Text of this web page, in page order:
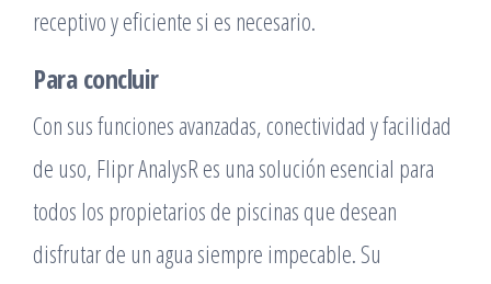
receptivo y eficiente si es necesario.
Para concluir
Con sus funciones avanzadas, conectividad y facilidad
de uso, Flipr AnalysR es una solución esencial para
todos los propietarios de piscinas que desean
disfrutar de un agua siempre impecable. Su